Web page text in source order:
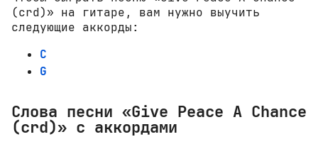
(crd)» на гитаре, вам нужно выучить
следующие аккорды:
C
G
Слова песни «Give Peace A Chance
(crd)» с аккордами